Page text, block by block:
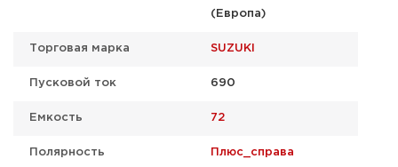
(Европа)
Торговая марка SUZUKI
Пусковой ток 690
Емкость 72
Полярность Плюс_справа